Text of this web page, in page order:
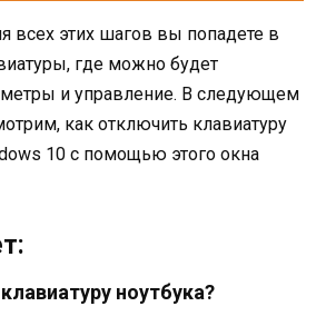
всех этих шагов вы попадете в
где можно будет
и управление. В следующем
как отключить клавиатуру
10 с помощью этого окна
ноутбука?